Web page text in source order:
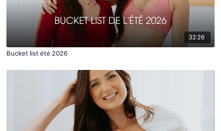
32:26
Bucket list été 2026